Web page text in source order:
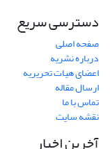
دسترسی سریع
صفحه اصلی
درباره نشریه
اعضای هیات تحریریه
ارسال مقاله
تماس با ما
نقشه سایت
آخرین اخبار